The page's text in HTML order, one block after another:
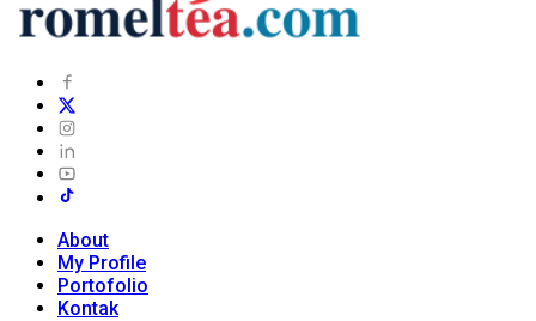
About
My Profile
Portofolio
Kontak